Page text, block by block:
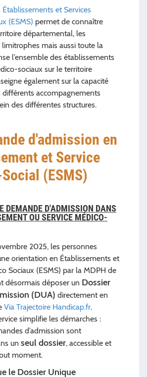
Établissements et Services
(ESMS) permet de connaître
départemental, les
mais aussi toute la
l’ensemble des établissements
sociaux sur le territoire
également sur la capacité
différents accompagnements
des différentes structures.
d'admission en
et Service
(ESMS)
DEMANDE D'ADMISSION DANS
OU SERVICE MÉDICO-
2025, les personnes
orientation en Établissements et
Sociaux (ESMS) par la MDPH de
désormais déposer un Dossier
(DUA) directement en
Via Trajectoire Handicap.fr.
simplifie les démarches :
d’admission sont
un seul dossier, accessible et
moment.
le Dossier Unique